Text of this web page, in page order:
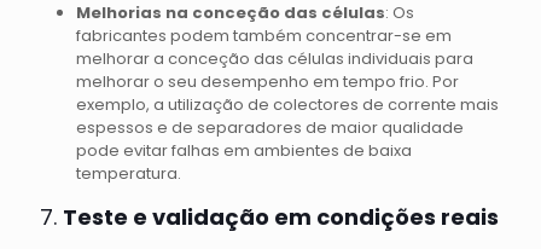
Melhorias na conceção das células: Os
fabricantes podem também concentrar-se em
melhorar a conceção das células individuais para
melhorar o seu desempenho em tempo frio. Por
exemplo, a utilização de colectores de corrente mais
espessos e de separadores de maior qualidade
pode evitar falhas em ambientes de baixa
temperatura.
7. Teste e validação em condições reais